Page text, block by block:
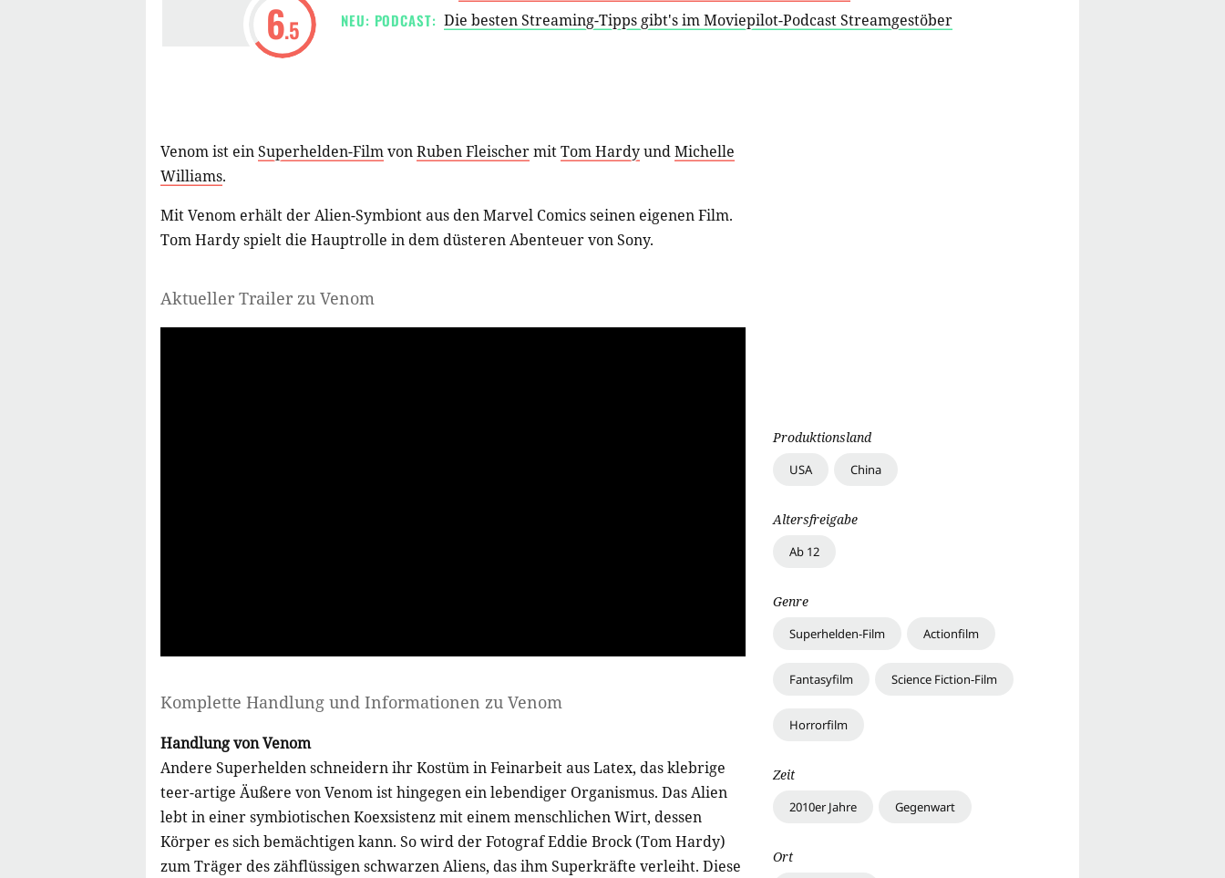
6.5
NEU: PODCAST: Die besten Streaming-Tipps gibt's im Moviepilot-Podcast Streamgestöber
Venom ist einSuperhelden-FilmvonRuben FleischermitTom HardyundMichelle
Williams.
Mit Venom erhält der Alien-Symbiont aus den Marvel Comics seinen eigenen Film.
Tom Hardy spielt die Hauptrolle in dem düsteren Abenteuer von Sony.
Aktueller Trailer zu Venom
Komplette Handlung und Informationen zu Venom
Handlung von Venom
Andere Superhelden schneidern ihr Kostüm in Feinarbeit aus Latex, das klebrige
teer-artige Äußere von Venom ist hingegen ein lebendiger Organismus. Das Alien
lebt in einer symbiotischen Koexsistenz mit einem menschlichen Wirt, dessen
Körper es sich bemächtigen kann. So wird der Fotograf Eddie Brock (Tom Hardy)
zum Träger des zähflüssigen schwarzen Aliens, das ihm Superkräfte verleiht. Diese
Produktionsland
USA China
Altersfreigabe
Ab 12
Genre
Superhelden-Film Actionfilm
Fantasyfilm Science Fiction-Film
Horrorfilm
Zeit
2010er Jahre Gegenwart
Ort